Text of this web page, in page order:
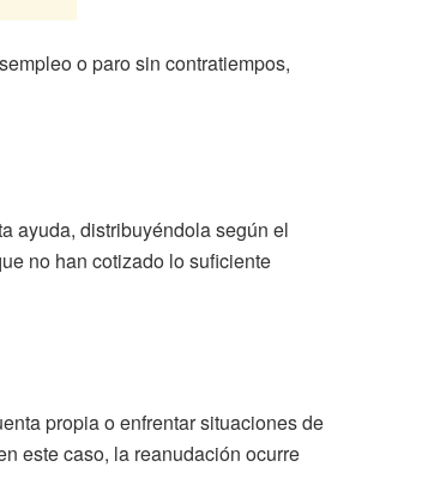
o paro sin contratiempos,
ayuda, distribuyéndola según el
no han cotizado lo suficiente
propia o enfrentar situaciones de
este caso, la reanudación ocurre